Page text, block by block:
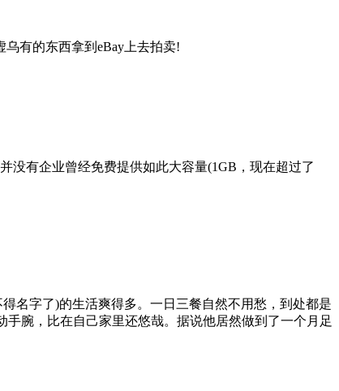
有的东西拿到eBay上去拍卖!
没有企业曾经免费提供如此大容量(1GB，现在超过了
名字了)的生活爽得多。一日三餐自然不用愁，到处都是
腕，比在自己家里还悠哉。据说他居然做到了一个月足